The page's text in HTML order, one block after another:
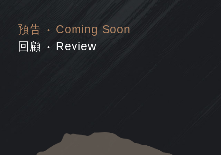
預告 ‧ Coming Soon
回顧 ‧ Review